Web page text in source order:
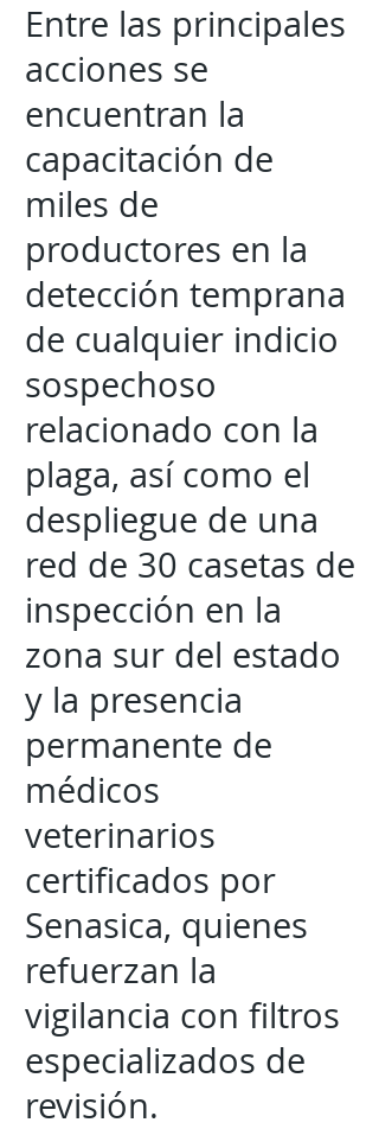
Entre las principales
acciones se
encuentran la
capacitación de
miles de
productores en la
detección temprana
de cualquier indicio
sospechoso
relacionado con la
plaga, así como el
despliegue de una
red de 30 casetas de
inspección en la
zona sur del estado
y la presencia
permanente de
médicos
veterinarios
certificados por
Senasica, quienes
refuerzan la
vigilancia con filtros
especializados de
revisión.